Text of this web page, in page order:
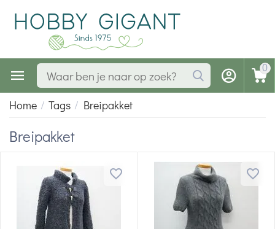
0
Home / Tags / Breipakket
Breipakket